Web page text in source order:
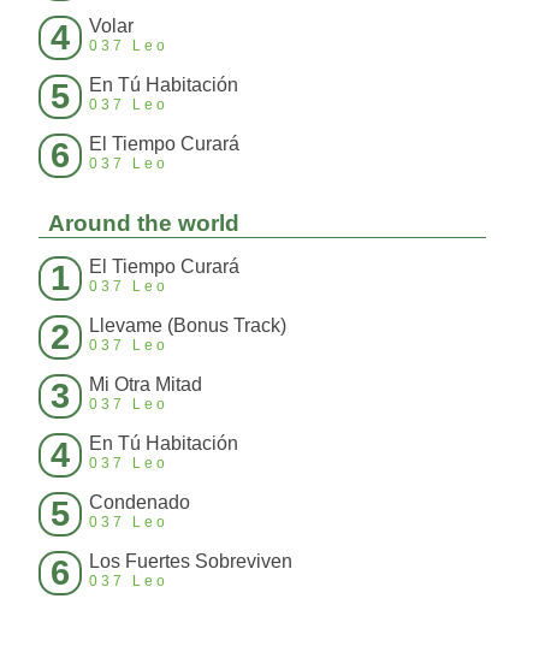
4 Volar
037 Leo
5 En Tú Habitación
037 Leo
6 El Tiempo Curará
037 Leo
Around the world
1 El Tiempo Curará
037 Leo
2 Llevame (Bonus Track)
037 Leo
3 Mi Otra Mitad
037 Leo
4 En Tú Habitación
037 Leo
5 Condenado
037 Leo
6 Los Fuertes Sobreviven
037 Leo